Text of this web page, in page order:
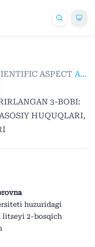
ASPECTSArticles
3-BOBI:
HUQUQLARI,
huzuridagi
litseyi 2-bosqich